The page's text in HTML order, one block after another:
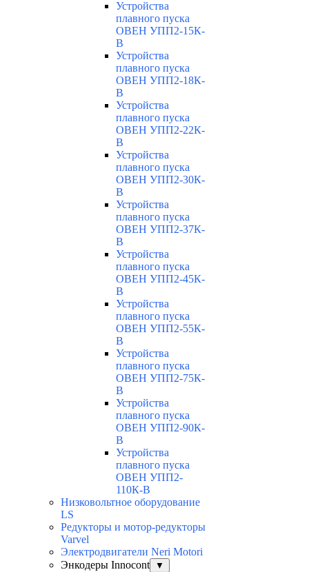
Устройства
плавного пуска
ОВЕН УПП2-15К-
В
Устройства
плавного пуска
ОВЕН УПП2-18К-
В
Устройства
плавного пуска
ОВЕН УПП2-22К-
В
Устройства
плавного пуска
ОВЕН УПП2-30К-
В
Устройства
плавного пуска
ОВЕН УПП2-37К-
В
Устройства
плавного пуска
ОВЕН УПП2-45К-
В
Устройства
плавного пуска
ОВЕН УПП2-55К-
В
Устройства
плавного пуска
ОВЕН УПП2-75К-
В
Устройства
плавного пуска
ОВЕН УПП2-90К-
В
Устройства
плавного пуска
ОВЕН УПП2-
110К-В
Низковольтное оборудование
LS
Редукторы и мотор-редукторы
Varvel
Электродвигатели Neri Motori
Энкодеры Innocont
▼